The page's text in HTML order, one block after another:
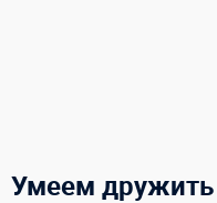
Умеем дружить